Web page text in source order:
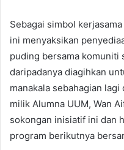
Sebagai simbol
ini menyaksikan
puding bersama komuniti
daripadanya diagihkan
manakala sebahagian
milik Alumna UUM, Wan
sokongan inisiatif ini dan
program berikutnya